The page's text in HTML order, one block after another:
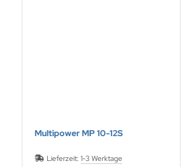
Multipower MP 10-12S
Lieferzeit:1-3 Werktage